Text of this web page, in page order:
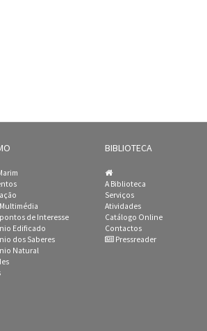
de Interesse
Edificado
dos Saberes
Natural
BIBLIOTECA
A Biblioteca
Serviços
Atividades
Catálogo Online
Contactos
Pressreader